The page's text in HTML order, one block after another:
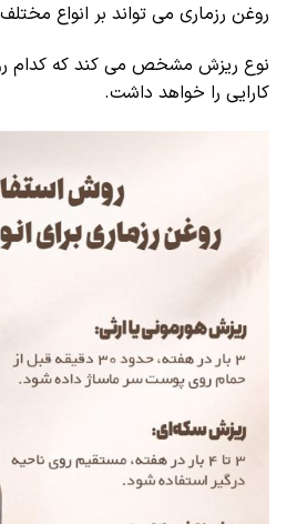
روغن رزماری می تواند بر انواع
نوع ریزش مشخص می کند که کدام
کارایی را خواهد داشت.